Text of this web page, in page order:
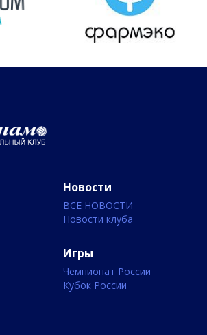
Новости
ВСЕ НОВОСТИ
Новости клуба
Игры
Чемпионат России
Кубок России